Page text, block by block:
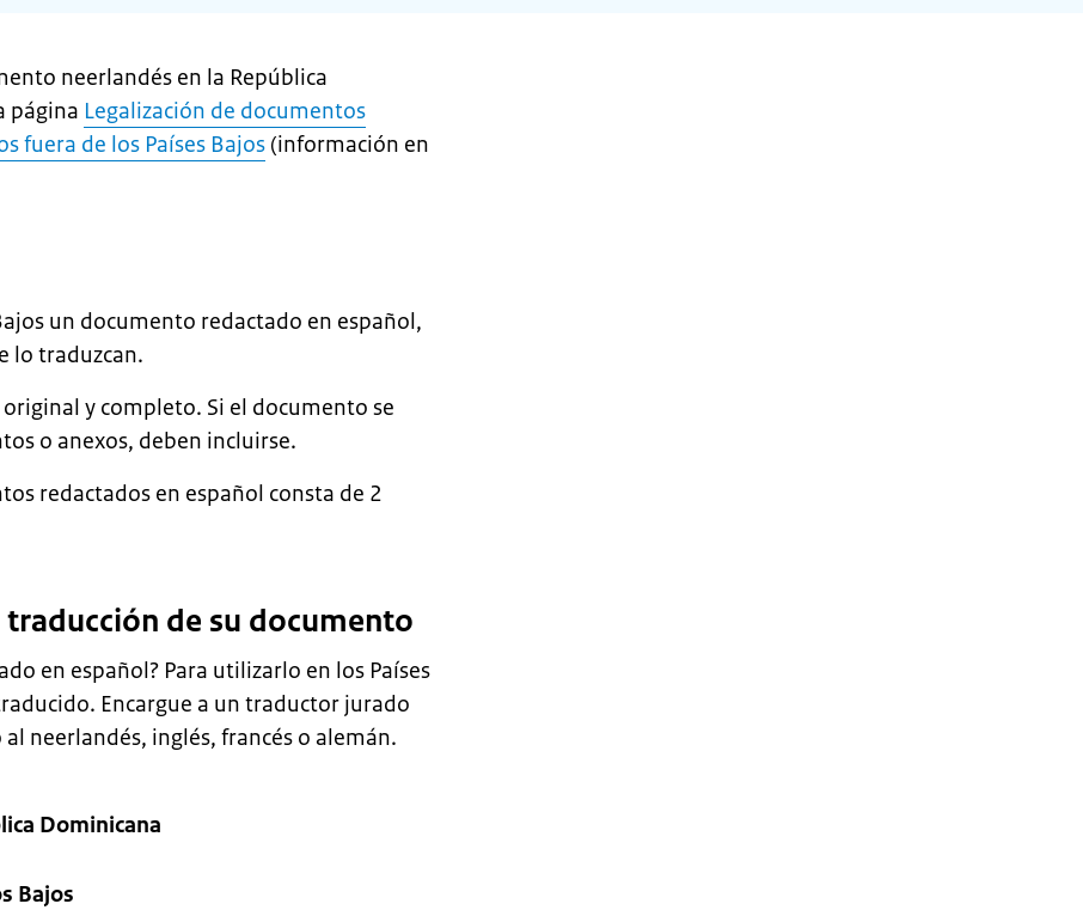
neerlandés en la República
página Legalización de documentos
fuera de los Países Bajos (información en
un documento redactado en español,
lo traduzcan.
y completo. Si el documento se
o anexos, deben incluirse.
redactados en español consta de 2
traducción de su documento
en español? Para utilizarlo en los Países
Encargue a un traductor jurado
neerlandés, inglés, francés o alemán.
Dominicana
Bajos